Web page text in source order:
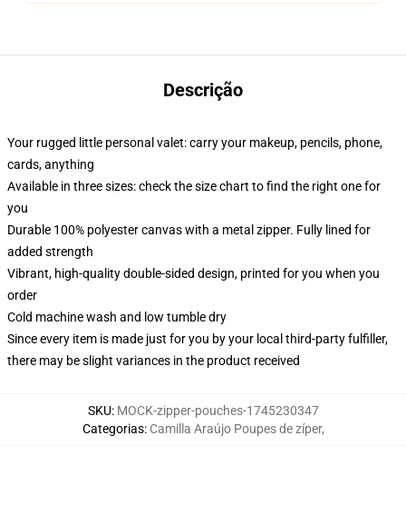
Descrição
Your rugged little personal valet: carry your makeup, pencils, phone,
cards, anything
Available in three sizes: check the size chart to find the right one for
you
Durable 100% polyester canvas with a metal zipper. Fully lined for
added strength
Vibrant, high-quality double-sided design, printed for you when you
order
Cold machine wash and low tumble dry
Since every item is made just for you by your local third-party fulfiller,
there may be slight variances in the product received
SKU: MOCK-zipper-pouches-1745230347
Categorias: Camilla Araújo Poupes de zíper,